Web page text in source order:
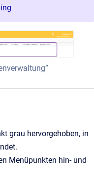
grau hervorgehoben, in
Menüpunkten hin- und